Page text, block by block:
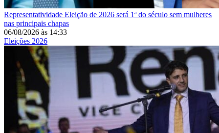
Representatividade Eleição de 2026 será 1ª do século sem mulheres
nas principais chapas
06/08/2026 às 14:33
Eleições 2026